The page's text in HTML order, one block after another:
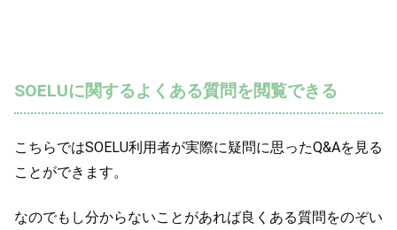
SOELUに関するよくある質問を閲覧できる
こちらではSOELU利用者が実際に疑問に思ったQ&Aを見る
ことができます。
なのでもし分からないことがあれば良くある質問をのぞい